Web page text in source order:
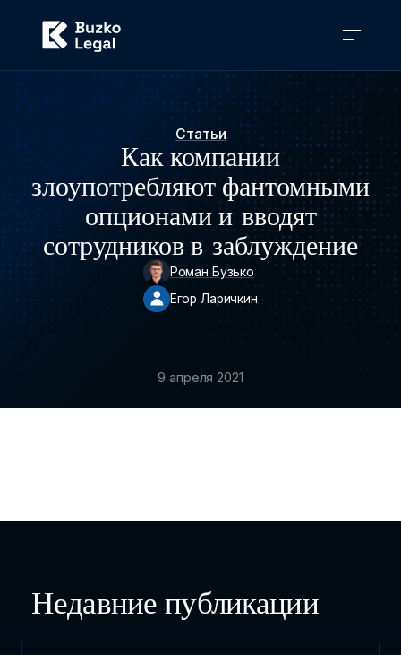
Статьи
Как компании
злоупотребляют фантомными
опционами и вводят
сотрудников в заблуждение
Роман Бузько
Егор Ларичкин
9 апреля 2021
Недавние публикации